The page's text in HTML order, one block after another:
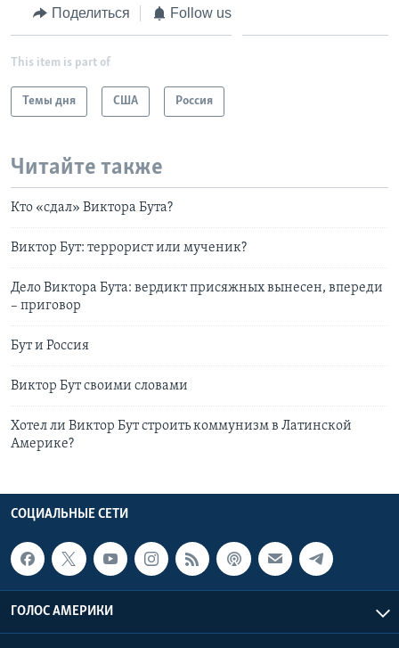
Поделиться Follow us
This item is part of
Темы дня США Россия
Читайте также
Кто «сдал» Виктора Бута?
Виктор Бут: террорист или мученик?
Дело Виктора Бута: вердикт присяжных вынесен, впереди
– приговор
Бут и Россия
Виктор Бут своими словами
Хотел ли Виктор Бут строить коммунизм в Латинской
Америке?
СОЦИАЛЬНЫЕ СЕТИ
ГОЛОС АМЕРИКИ